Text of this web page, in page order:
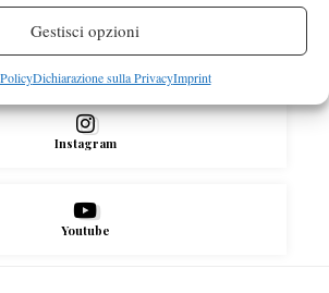
Gestisci opzioni
Dichiarazione sulla PrivacyImprint
X
Instagram
Youtube